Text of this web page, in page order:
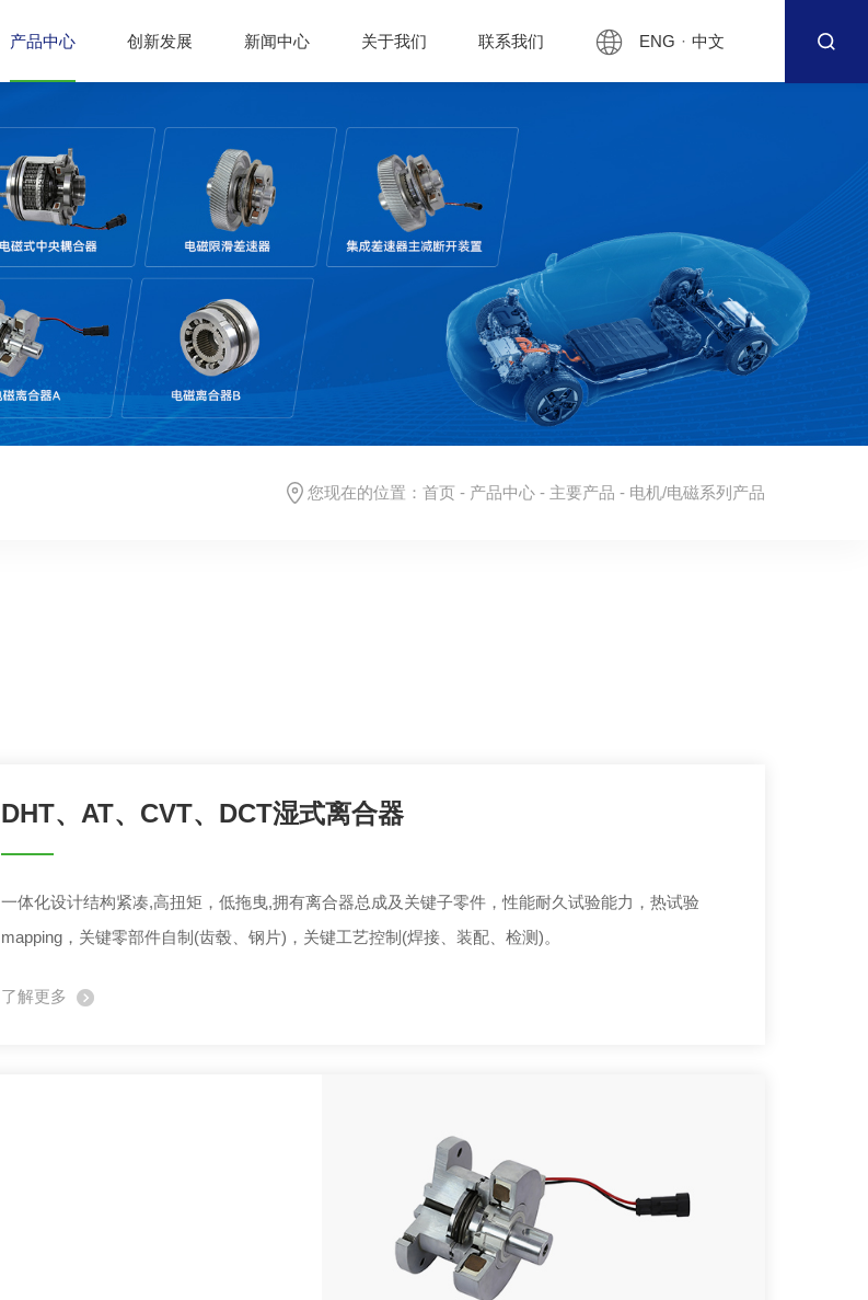
ENG · 中文
产品中心 创新发展 新闻中心 关于我们 联系我们
您现在的位置： 首页 - 产品中心- 主要产品 - 电机/电磁系列产品
DHT、AT、CVT、DCT湿式离合器
一体化设计结构紧凑,高扭矩，低拖曳,拥有离合器总成及关键子零件，性能耐久试验能力，热试验
mapping，关键零部件自制(齿毂、钢片)，关键工艺控制(焊接、装配、检测)。
了解更多